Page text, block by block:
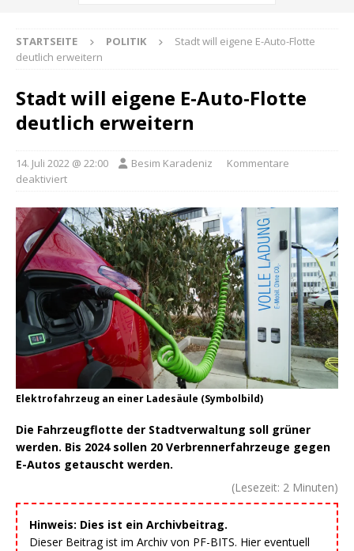
STARTSEITE POLITIK
Stadt will eigene E-Auto-Flotte
deutlich erweitern
Stadt will eigene E-Auto-Flotte
deutlich erweitern
14. Juli 2022 @ 22:00 Besim Karadeniz
Kommentare
deaktiviert
Elektrofahrzeug an einer Ladesäule (Symbolbild)
Die Fahrzeugflotte der Stadtverwaltung soll grüner
werden. Bis 2024 sollen 20 Verbrennerfahrzeuge gegen
E-Autos getauscht werden.
(Lesezeit: 2 Minuten)
Hinweis: Dies ist ein Archivbeitrag.
Dieser Beitrag ist im Archiv von PF-BITS. Hier eventuell